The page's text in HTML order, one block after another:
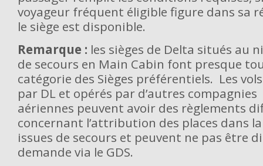
voyageur fréquent éligible figure dans sa
le siège est disponible.
Remarque : les sièges de Delta situés au
de secours en Main Cabin font presque
catégorie des Sièges préférentiels. Les
par DL et opérés par d’autres compagnies
aériennes peuvent avoir des règlements
concernant l’attribution des places dans
issues de secours et peuvent ne pas être
demande via le GDS.